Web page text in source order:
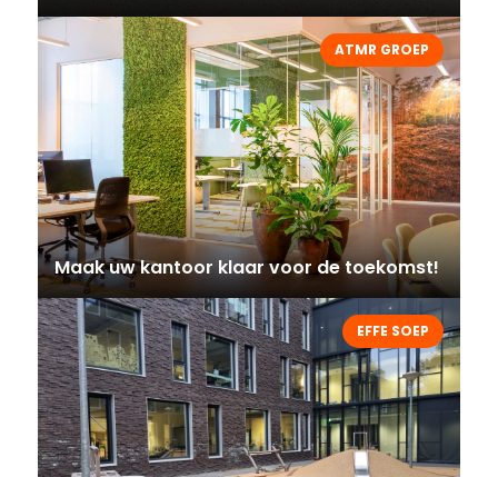
ATMR GROEP
Maak uw kantoor klaar voor de toekomst!
EFFE SOEP